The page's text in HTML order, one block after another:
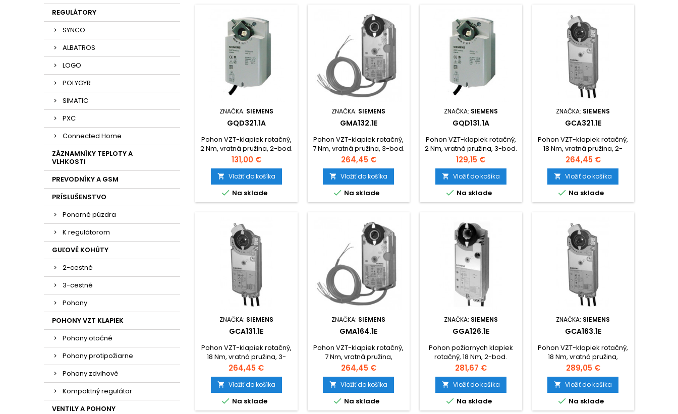
REGULÁTORY
SYNCO
ALBATROS
LOGO
POLYGYR
SIMATIC
PXC
Connected Home
ZÁZNAMNÍKY TEPLOTY A
VLHKOSTI
PREVODNÍKY A GSM
PRÍSLUŠENSTVO
Ponorné púzdra
K regulátorom
GUĽOVÉ KOHÚTY
2-cestné
3-cestné
Pohony
POHONY VZT KLAPIEK
Pohony otočné
Pohony protipožiarne
Pohony zdvihové
Kompaktný regulátor
VENTILY A POHONY
ZNAČKA: SIEMENS
GQD321.1A
Pohon VZT-klapiek rotačný,
2 Nm, vratná pružina, 2-bod.
ovl. , 230V~
Cena
131,00 €
 Vložiť do košíka
 Na sklade
ZNAČKA: SIEMENS
GMA132.1E
Pohon VZT-klapiek rotačný,
7 Nm, vratná pružina, 3-bod.
ovl., AC 24V / DC 24V...48V,
potenc.
Cena
264,45 €
 Vložiť do košíka
 Na sklade
ZNAČKA: SIEMENS
GQD131.1A
Pohon VZT-klapiek rotačný,
2 Nm, vratná pružina, 3-bod.
ovl. , 24V~
Cena
129,15 €
 Vložiť do košíka
 Na sklade
ZNAČKA: SIEMENS
GCA321.1E
Pohon VZT-klapiek rotačný,
18 Nm, vratná pružina, 2-
bod. ovládanie, 230V~
Cena
264,45 €
 Vložiť do košíka
 Na sklade
ZNAČKA: SIEMENS
GCA131.1E
Pohon VZT-klapiek rotačný,
18 Nm, vratná pružina, 3-
bod. ovládanie, AC 24V / DC
24...48V
Cena
264,45 €
 Vložiť do košíka
 Na sklade
ZNAČKA: SIEMENS
GMA164.1E
Pohon VZT-klapiek rotačný,
7 Nm, vratná pružina,
ovládanie 0-10V= nastav.,
AV 24V / DC 24V...48V, 2
spínania.
Cena
264,45 €
 Vložiť do košíka
 Na sklade
ZNAČKA: SIEMENS
GGA126.1E
Pohon požiarnych klapiek
rotačný, 18 Nm, 2-bod.
ovládanie, vratná pružina,
AC 24V / DC 24...48V
Cena
281,67 €
 Vložiť do košíka
 Na sklade
ZNAČKA: SIEMENS
GCA163.1E
Pohon VZT-klapiek rotačný,
18 Nm, vratná pružina,
ovládanie 0-10V= nastav.,
AC 24V / DC 24...48V
Cena
289,05 €
 Vložiť do košíka
 Na sklade